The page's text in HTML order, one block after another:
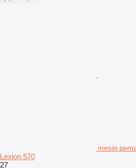
mesin
Lexion 570
27